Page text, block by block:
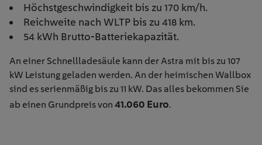
Höchstgeschwindigkeit bis zu 170 km/h.
Reichweite nach WLTP bis zu 418 km.
54 kWh Brutto-Batteriekapazität.
An einer Schnellladesäule kann der Astra mit bis zu 107
kW Leistung geladen werden. An der heimischen Wallbox
sind es serienmäßig bis zu 11 kW. Das alles bekommen Sie
ab einen Grundpreis von 41.060 Euro.